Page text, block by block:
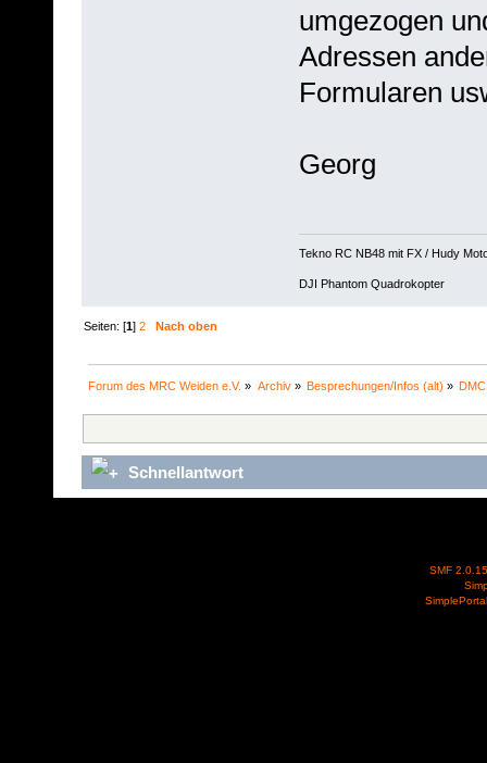
umgezogen
Adressen
Formularen
Georg
Tekno RC NB48 mit FX / Hudy
DJI Phantom Quadrokopter
Seiten: [1]2 Nach oben
Forum des MRC Weiden e.V. » Archiv» Besprechungen/Infos (alt) »
Schnellantwort
SMF 2.0.15